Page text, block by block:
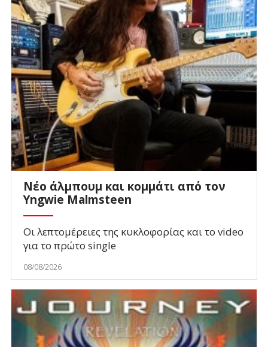
Νέο άλμπουμ και κομμάτι από τον
Yngwie Malmsteen
Οι λεπτομέρειες της κυκλοφορίας και το video
για το πρώτο single
08/08/2026